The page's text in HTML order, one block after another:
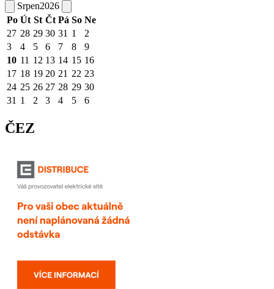
Srpen2026
Po Út St Čt Pá So Ne
27 28 29 30 31 1
2
3
4 5 6 7 8
9
10 11 12 13 14 15 16
17 18 19 20 21 22 23
24 25 26 27 28 29 30
31 1 2 3 4 5 6
ČEZ